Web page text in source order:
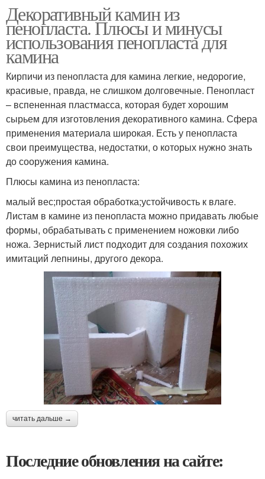
Декоративный камин из
пенопласта. Плюсы и минусы
использования пенопласта для
камина
Кирпичи из пенопласта для камина легкие, недорогие,
красивые, правда, не слишком долговечные. Пенопласт
– вспененная пластмасса, которая будет хорошим
сырьем для изготовления декоративного камина. Сфера
применения материала широкая. Есть у пенопласта
свои преимущества, недостатки, о которых нужно знать
до сооружения камина.
Плюсы камина из пенопласта:
малый вес;простая обработка;устойчивость к влаге.
Листам в камине из пенопласта можно придавать любые
формы, обрабатывать с применением ножовки либо
ножа. Зернистый лист подходит для создания похожих
имитаций лепнины, другого декора.
читать дальше →
Последние обновления на сайте: